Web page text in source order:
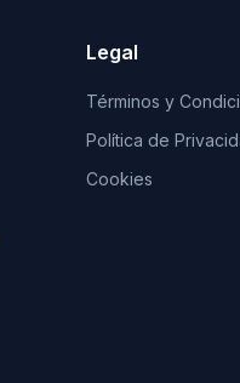
Legal
Términos y
Política de
Cookies